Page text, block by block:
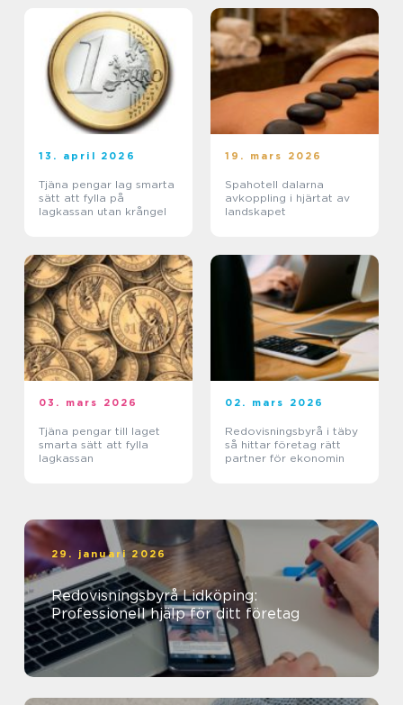
13. april 2026
Tjäna pengar lag smarta
sätt att fylla på
lagkassan utan krångel
19. mars 2026
Spahotell dalarna
avkoppling i hjärtat av
landskapet
03. mars 2026
Tjäna pengar till laget
smarta sätt att fylla
lagkassan
02. mars 2026
Redovisningsbyrå i täby
så hittar företag rätt
partner för ekonomin
29. januari 2026
Redovisningsbyrå Lidköping:
Professionell hjälp för ditt företag